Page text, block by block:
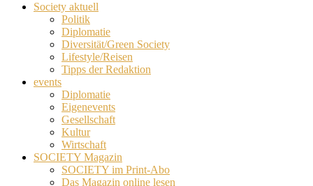
Society aktuell
Politik
Diplomatie
Diversität/Green Society
Lifestyle/Reisen
Tipps der Redaktion
events
Diplomatie
Eigenevents
Gesellschaft
Kultur
Wirtschaft
SOCIETY Magazin
SOCIETY im Print-Abo
Das Magazin online lesen